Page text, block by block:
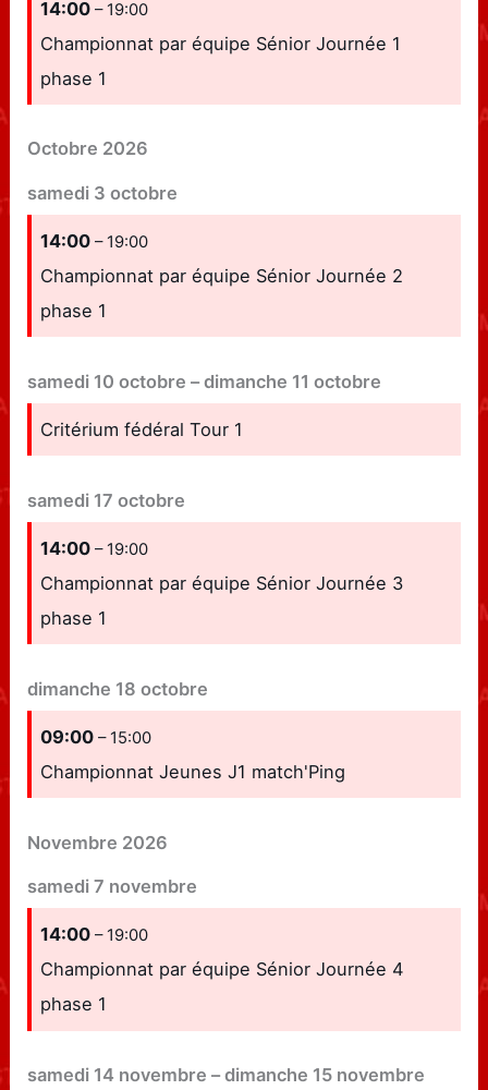
14:00– 19:00
Championnat par équipe Sénior Journée 1
phase 1
Octobre 2026
samedi 3 octobre
14:00– 19:00
Championnat par équipe Sénior Journée 2
phase 1
samedi 10 octobre –dimanche 11 octobre
Critérium fédéral Tour 1
samedi 17 octobre
14:00– 19:00
Championnat par équipe Sénior Journée 3
phase 1
dimanche 18 octobre
09:00– 15:00
Championnat Jeunes J1 match'Ping
Novembre 2026
samedi 7 novembre
14:00– 19:00
Championnat par équipe Sénior Journée 4
phase 1
samedi 14 novembre –dimanche 15 novembre